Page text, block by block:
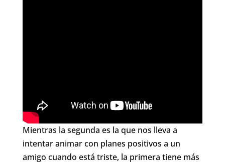
Mientras la segunda es la que nos lleva a
intentar animar con planes positivos a un
amigo cuando está triste, la primera tiene más